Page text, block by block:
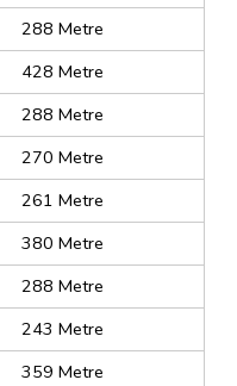
288 Metre
428 Metre
288 Metre
270 Metre
261 Metre
380 Metre
288 Metre
243 Metre
359 Metre